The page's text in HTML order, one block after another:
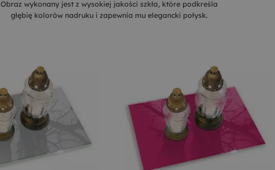
Obraz wykonany jest z wysokiej jakości szkła, które podkreśla
głębię kolorów nadruku i zapewnia mu elegancki połysk.